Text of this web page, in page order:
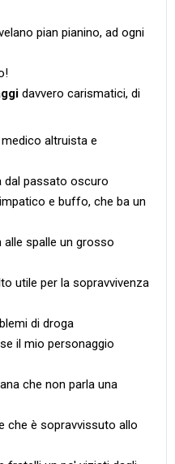
pian pianino, ad ogni
davvero carismatici, di
altruista e
dal passato oscuro
e buffo, che ba un
spalle un grosso
utile per la sopravvivenza
di droga
il mio personaggio
che non parla una
che è sopravvissuto allo